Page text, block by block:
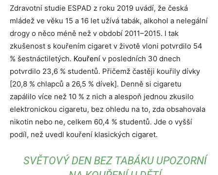
Zdravotní studie ESPAD z roku 2019 uvádí, že česká
mládež ve věku 15 a 16 let užívá tabák, alkohol a nelegální
drogy o něco méně než v období 2011–2015. I tak
zkušenost s kouřením cigaret v životě vloni potvrdilo 54
% šestnáctiletých. Kouření v posledních 30 dnech
potvrdilo 23,6 % studentů. Přičemž častěji kouřily dívky
[20,8 % chlapců a 26,5 % dívek]. Denně si cigaretu
zapálilo více než 10 % z nich a alespoň jednou zkusilo
elektronickou cigaretu, bez ohledu na to, zda obsahovala
nikotin nebo ne, celkem 60,4 % studentů. Jde o vyšší
podíl, než uvedl kouření klasických cigaret.
SVĚTOVÝ DEN BEZ TABÁKU UPOZORNÍ